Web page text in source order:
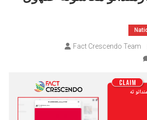
Fact Crescendo Team
On
د
دولتی